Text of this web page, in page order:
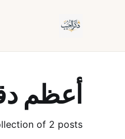
أعظم
of 2 posts